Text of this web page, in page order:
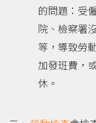
的問題：受
院、檢察署
等，導致勞
加發班費，
休。